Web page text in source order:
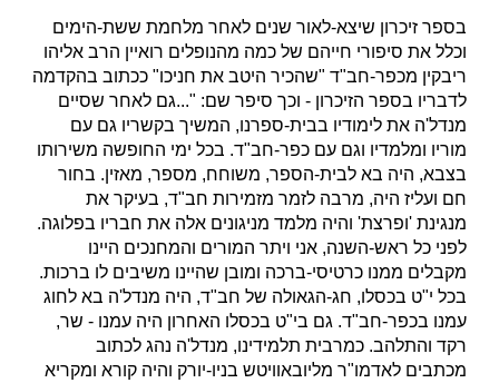
בספר זיכרון שיצא-לאור שנים לאחר מלחמת ששת-הימים
וכלל את סיפורי חייהם של כמה מהנופלים רואיין הרב אליהו
ריבקין מכפר-חב"ד "שהכיר היטב את חניכו" ככתוב בהקדמה
לדבריו בספר הזיכרון - וכך סיפר שם: "...גם לאחר שסיים
מנדל'ה את לימודיו בבית-ספרנו, המשיך בקשריו גם עם
מוריו ומלמדיו וגם עם כפר-חב"ד. בכל ימי החופשה משירותו
בצבא, היה בא לבית-הספר, משוחח, מספר, מאזין. בחור
חם ועליז היה, מרבה לזמר מזמירות חב"ד, בעיקר את
מנגינת 'ופרצת' והיה מלמד מניגונים אלה את חבריו בפלוגה.
לפני כל ראש-השנה, אני ויתר המורים והמחנכים היינו
מקבלים ממנו כרטיסי-ברכה ומובן שהיינו משיבים לו ברכות.
בכל י"ט בכסלו, חג-הגאולה של חב"ד, היה מנדל'ה בא לחוג
עמנו בכפר-חב"ד. גם בי"ט בכסלו האחרון היה עמנו - שר,
רקד והתלהב. כמרבית תלמידינו, מנדל'ה נהג לכתוב
מכתבים לאדמו"ר מליובאוויטש בניו-יורק והיה קורא ומקריא